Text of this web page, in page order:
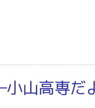
小山高専